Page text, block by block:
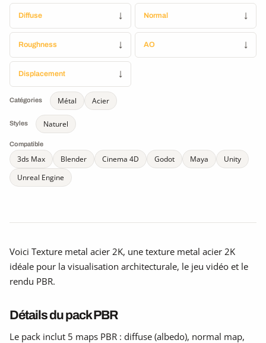
Diffuse ↓ Normal ↓
Roughness ↓ AO ↓
Displacement ↓
Catégories Métal Acier
Styles Naturel
Compatible
3ds Max Blender Cinema 4D Godot Maya
Unity
Unreal Engine
Voici Texture metal acier 2K, une texture metal acier 2K
idéale pour la visualisation architecturale, le jeu vidéo et le
rendu PBR.
Détails du pack PBR
Le pack inclut 5 maps PBR : diffuse (albedo), normal map,